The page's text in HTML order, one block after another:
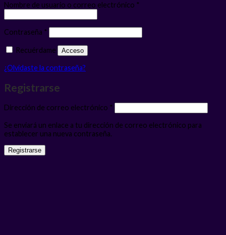
Nombre de usuario o correo electrónico *
Contraseña *
Recuérdame Acceso
¿Olvidaste la contraseña?
Registrarse
Dirección de correo electrónico *
Se enviará un enlace a tu dirección de correo electrónico para
establecer una nueva contraseña.
Registrarse